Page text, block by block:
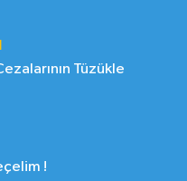
Tüzükle
!